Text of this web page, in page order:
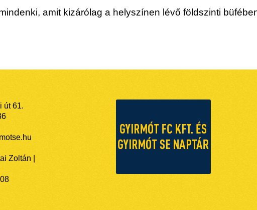
amit kizárólag a helyszínen lévő földszinti
út 61.
Zoltán |